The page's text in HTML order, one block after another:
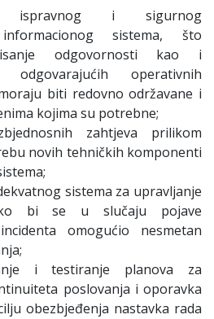
ispravnog i sigurnog
sistema, što
odgovornosti kao i
odgovarajućih operativnih
biti redovno održavane i
kojima su potrebne;
zahtjeva prilikom
novih tehničkih komponenti
sistema za upravljanje
bi se u slučaju pojave
omogućio nesmetan
i testiranje planova za
poslovanja i oporavka
obezbjeđenja nastavka rada